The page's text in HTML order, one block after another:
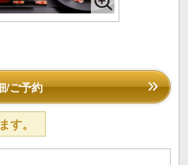
/ご予約
す。